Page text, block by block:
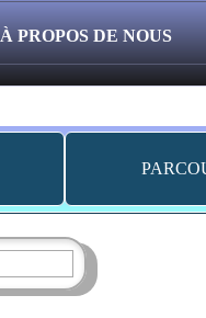
À PROPOS DE NOUS